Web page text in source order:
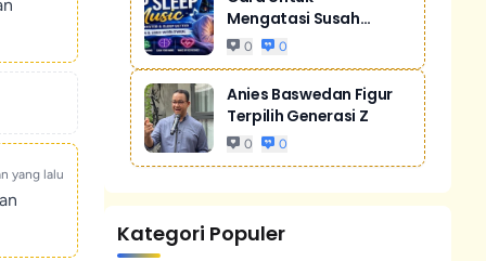
yang lalu
Mengatasi Susah
Tidur Akibat Stres
0 0
Anies Baswedan Figur
Terpilih Generasi Z
0 0
Kategori Populer